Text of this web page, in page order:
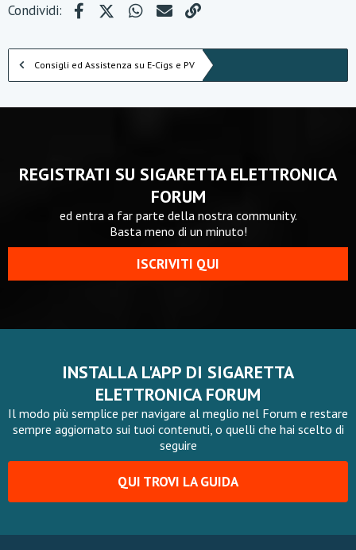
Condividi: FacebookX (Twitter)WhatsApp
e-mail
Consigli ed Assistenza su E-Cigs e PV
REGISTRATI SU SIGARETTA ELETTRONICA
FORUM
ed entra a far parte della nostra community.
Basta meno di un minuto!
ISCRIVITI QUI
INSTALLA L'APP DI SIGARETTA
ELETTRONICA FORUM
Il modo più semplice per navigare al meglio nel Forum e restare
sempre aggiornato sui tuoi contenuti, o quelli che hai scelto di
seguire
QUI TROVI LA GUIDA